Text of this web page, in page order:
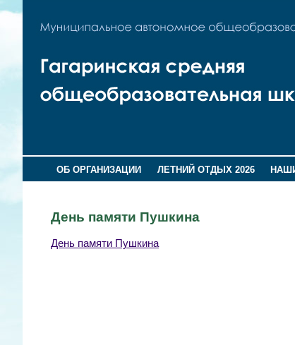
ОБ ОРГАНИЗАЦИИ ЛЕТНИЙ ОТДЫХ 2026
День памяти Пушкина
День памяти Пушкина